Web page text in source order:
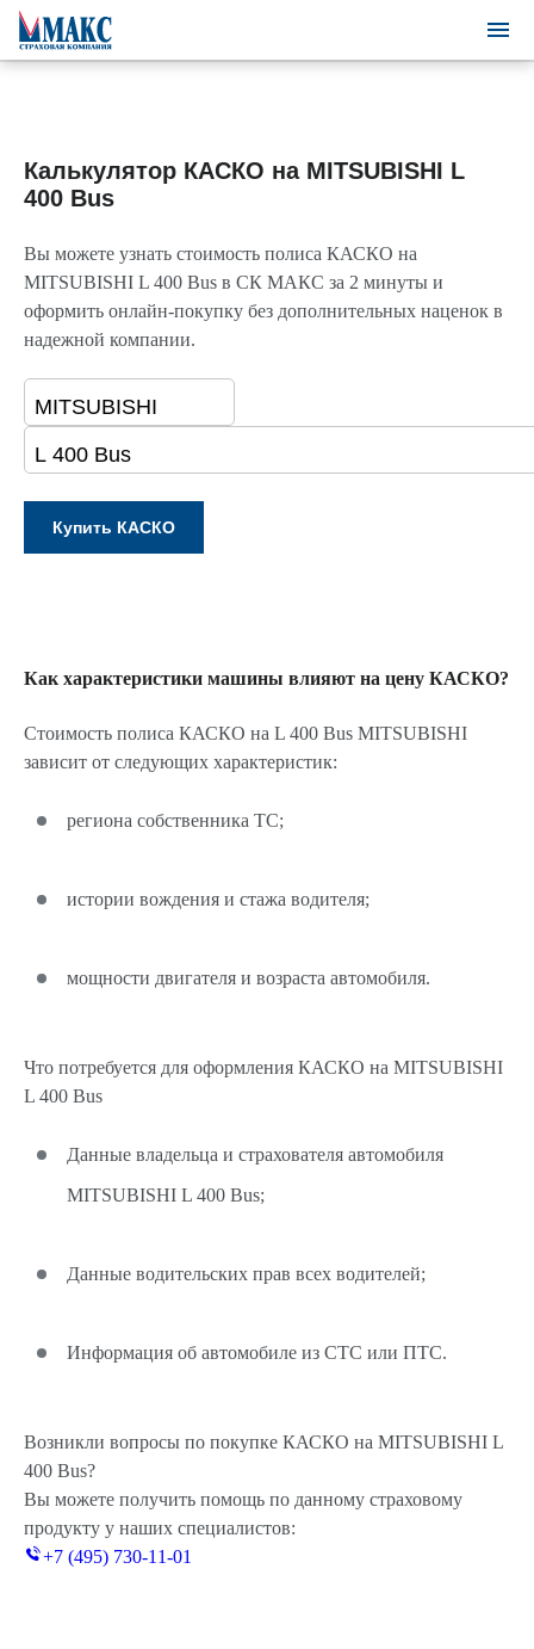
Калькулятор КАСКО на MITSUBISHI L
400 Bus
Вы можете узнать стоимость полиса КАСКО на
MITSUBISHI L 400 Bus в СК МАКС за 2 минуты и
оформить онлайн-покупку без дополнительных наценок в
надежной компании.
Как характеристики машины влияют на цену КАСКО?
Стоимость полиса КАСКО на L 400 Bus MITSUBISHI
зависит от следующих характеристик:
региона собственника ТС;
истории вождения и стажа водителя;
мощности двигателя и возраста автомобиля.
Что потребуется для оформления КАСКО на MITSUBISHI
L 400 Bus
Данные владельца и страхователя автомобиля
MITSUBISHI L 400 Bus;
Данные водительских прав всех водителей;
Информация об автомобиле из СТС или ПТС.
Возникли вопросы по покупке КАСКО на MITSUBISHI L
400 Bus?
Вы можете получить помощь по данному страховому
продукту у наших специалистов:
+7 (495) 730-11-01